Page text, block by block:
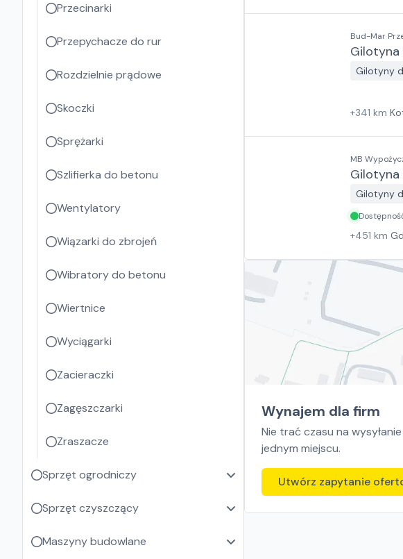
Bud-Mar
Gilotyna
Gilotyny
+341 km
MB
Gilotyny
+451 km
Wynajem dla firm
Nie trać czasu na
jednym miejscu.
Utwórz zapytanie
Przecinarki
Przepychacze do rur
Rozdzielnie prądowe
Skoczki
Sprężarki
Szlifierka do betonu
Wentylatory
Wiązarki do zbrojeń
Wibratory do betonu
Wiertnice
Wyciągarki
Zacieraczki
Zagęszczarki
Zraszacze
Sprzęt ogrodniczy
Sprzęt czyszczący
Maszyny budowlane